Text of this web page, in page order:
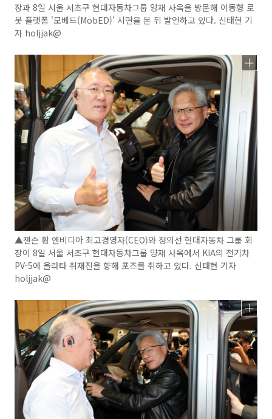
장과 8일 서울 서초구 현대자동차그룹 양재 사옥을 방문해 이동형 로
봇 플랫폼 '모베드(MobED)' 시연을 본 뒤 발언하고 있다. 신태현 기
자 holjjak@
▲젠슨 황 엔비디아 최고경영자(CEO)와 정의선 현대자동차 그룹 회
장이 8일 서울 서초구 현대자동차그룹 양재 사옥에서 KIA의 전기차
PV-5에 올라타 취재진을 향해 포즈를 취하고 있다. 신태현 기자
holjjak@